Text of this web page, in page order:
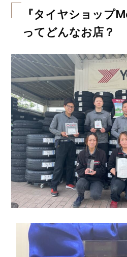
『タイヤショップ
ってどんなお店？